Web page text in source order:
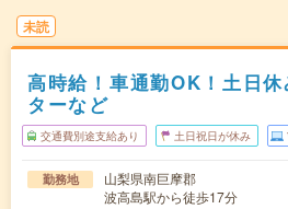
未読
高時給！車通勤OK！土日
ターなど
交通費別途支給あり 土日祝日が休み
勤務地
山梨県南巨摩郡
波高島駅から徒歩17分